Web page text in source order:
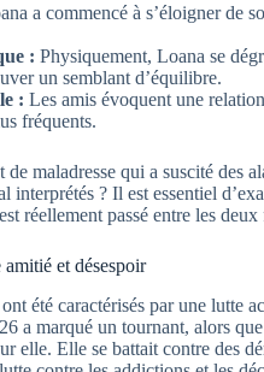
a commencé à s’éloigner de
: Physiquement, Loana se
un semblant d’équilibre.
: Les amis évoquent une
fréquents.
de maladresse qui a suscité des
interprétés ? Il est essentiel
réellement passé entre les deux
et désespoir
été caractérisés par une lutte
a marqué un tournant, alors
elle. Elle se battait contre des